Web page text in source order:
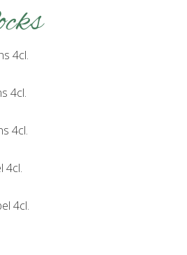
12ans 4cl.
Malt 12ans 4cl.
Malt 10ans 4cl.
Red Label 4cl.
Black Label 4cl.
4cl.